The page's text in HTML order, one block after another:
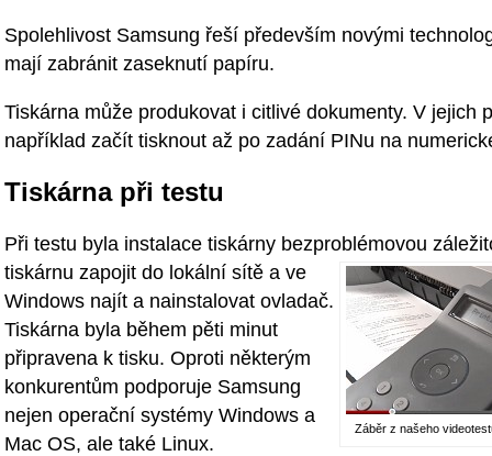
Spolehlivost Samsung řeší především novými
mají zabránit zaseknutí papíru.
Tiskárna může produkovat i citlivé dokumenty. V jejich
například začít tisknout až po zadání PINu na
Tiskárna při testu
Při testu byla instalace tiskárny bezproblémovou
tiskárnu zapojit do
Záběr z našeho
lokální sítě a ve
Windows najít a nainstalovat ovladač.
Tiskárna byla během pěti minut
připravena k tisku. Oproti některým
konkurentům podporuje Samsung
nejen operační systémy Windows a
Mac OS, ale také Linux.